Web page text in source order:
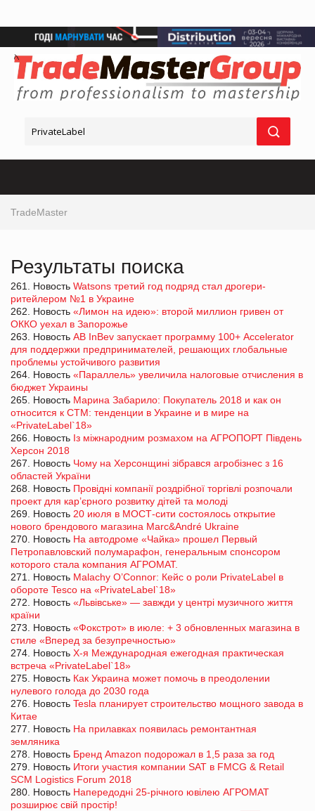
TradeMaster
Результаты поиска
261. Новость Watsons третий год подряд стал дрогери-
ритейлером №1 в Украине
262. Новость «Лимон на идею»: второй миллион гривен от
ОККО уехал в Запорожье
263. Новость AB InBev запускает программу 100+ Accelerator
для поддержки предпринимателей, решающих глобальные
проблемы устойчивого развития
264. Новость «Параллель» увеличила налоговые отчисления в
бюджет Украины
265. Новость Марина Забарило: Покупатель 2018 и как он
относится к СТМ: тенденции в Украине и в мире на
«PrivateLabel`18»
266. Новость Із міжнародним розмахом на АГРОПОРТ Південь
Херсон 2018
267. Новость Чому на Херсонщині зібрався агробізнес з 16
областей України
268. Новость Провідні компанії роздрібної торгівлі розпочали
проект для кар’єрного розвитку дітей та молоді
269. Новость 20 июля в МОСТ-сити состоялось открытие
нового брендового магазина Marc&André Ukraine
270. Новость На автодроме «Чайка» прошел Первый
Петропавловский полумарафон, генеральным спонсором
которого стала компания АГРОМАТ.
271. Новость Malachy O’Connor: Кейс о роли PrivateLabel в
обороте Tesco на «PrivateLabel`18»
272. Новость «Львівське» ― завжди у центрі музичного життя
країни
273. Новость «Фокстрот» в июле: + 3 обновленных магазина в
стиле «Вперед за безупречностью»
274. Новость Х-я Международная ежегодная практическая
встреча «PrivateLabel`18»
275. Новость Как Украина может помочь в преодолении
нулевого голода до 2030 года
276. Новость Tesla планирует строительство мощного завода в
Китае
277. Новость На прилавках появилась ремонтантная
земляника
278. Новость Бренд Amazon подорожал в 1,5 раза за год
279. Новость Итоги участия компании SAT в FMCG & Retail
SCM Logistics Forum 2018
280. Новость Напередодні 25-річного ювілею АГРОМАТ
розширює свій простір!